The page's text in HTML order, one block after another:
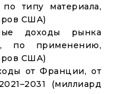
типу материала,
США)
доходы рынка
по применению,
США)
от Франции, от
(миллиард